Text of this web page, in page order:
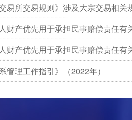
易所交易规则》涉及大宗交易相关
财产优先用于承担民事赔偿责任有
财产优先用于承担民事赔偿责任有
管理工作指引》（2022年）